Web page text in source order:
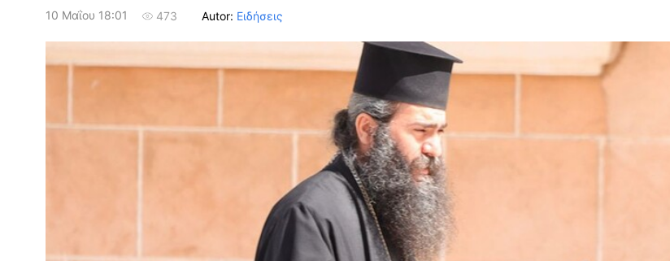
10 Μαΐου 18:01 473 Autor: Ειδήσεις